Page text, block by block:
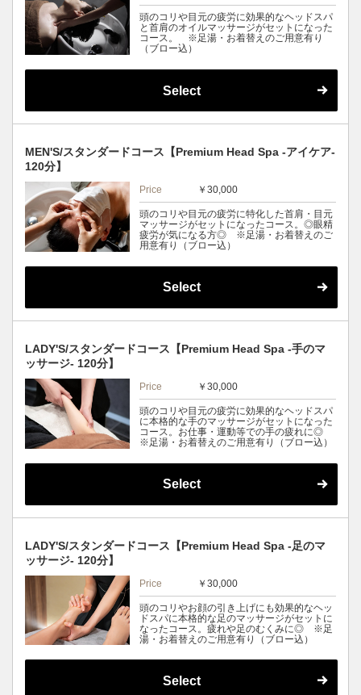
頭のコリや目元の疲労に効果的なヘッドスパ
と首肩のオイルマッサージがセットになった
コース。 ※足湯・お着替えのご用意有り
（ブロー込）
Select
MEN'S/スタンダードコース【Premium Head Spa -アイケア-
120分】
Price ￥30,000
頭のコリや目元の疲労に特化した首肩・目元
マッサージがセットになったコース。◎眼精
疲労が気になる方◎ ※足湯・お着替えのご
用意有り（ブロー込）
Select
LADY'S/スタンダードコース【Premium Head Spa -手のマ
ッサージ- 120分】
Price ￥30,000
頭のコリや目元の疲労に効果的なヘッドスパ
に本格的な手のマッサージがセットになった
コース。お仕事・運動等での手の疲れに◎
※足湯・お着替えのご用意有り（ブロー込）
Select
LADY'S/スタンダードコース【Premium Head Spa -足のマ
ッサージ- 120分】
Price ￥30,000
頭のコリやお顔の引き上げにも効果的なヘッ
ドスパに本格的な足のマッサージがセットに
なったコース。疲れや足のむくみに◎ ※足
湯・お着替えのご用意有り（ブロー込）
Select